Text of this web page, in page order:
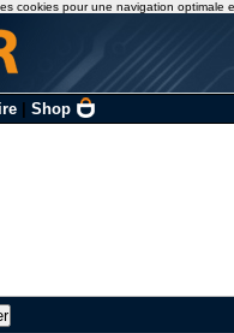
| Shop
cookies pour une navigation optimale